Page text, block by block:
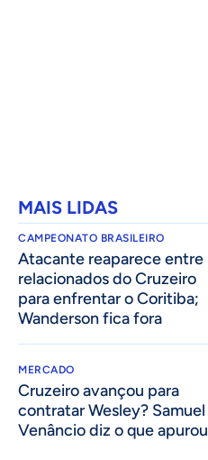
MAIS LIDAS
CAMPEONATO BRASILEIRO
Atacante reaparece entre
relacionados do Cruzeiro
para enfrentar o Coritiba;
Wanderson fica fora
MERCADO
Cruzeiro avançou para
contratar Wesley? Samuel
Venâncio diz o que apurou